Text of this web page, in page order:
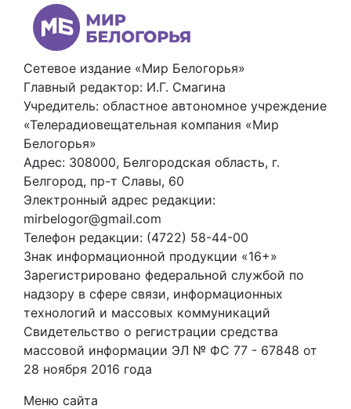
Сетевое издание «Мир Белогорья»
Главный редактор: И.Г. Смагина
Учредитель: областное автономное учреждение
«Телерадиовещательная компания «Мир
Белогорья»
Адрес: 308000, Белгородская область, г.
Белгород, пр-т Славы, 60
Электронный адрес редакции:
mirbelogor@gmail.com
Телефон редакции: (4722) 58-44-00
Знак информационной продукции «16+»
Зарегистрировано федеральной службой по
надзору в сфере связи, информационных
технологий и массовых коммуникаций
Свидетельство о регистрации средства
массовой информации ЭЛ № ФС 77 - 67848 от
28 ноября 2016 года
Меню сайта